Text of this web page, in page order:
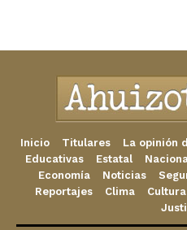
Inicio Titulares La opinión
Educativas
Estatal
Economía
Noticias
Reportajes
Clima Cultura